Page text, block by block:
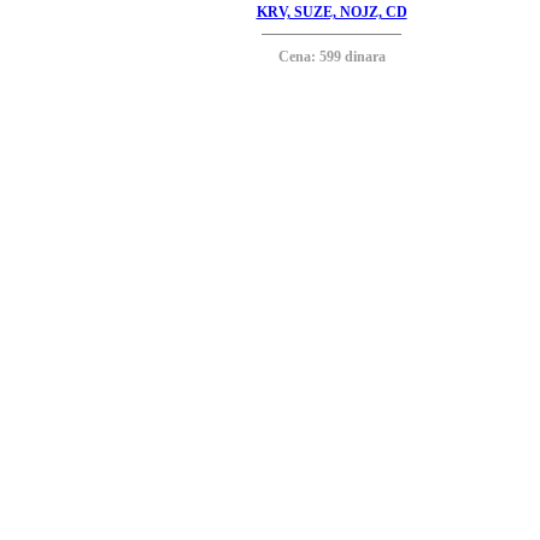
KRV, SUZE, NOJZ, CD
Cena: 599 dinara